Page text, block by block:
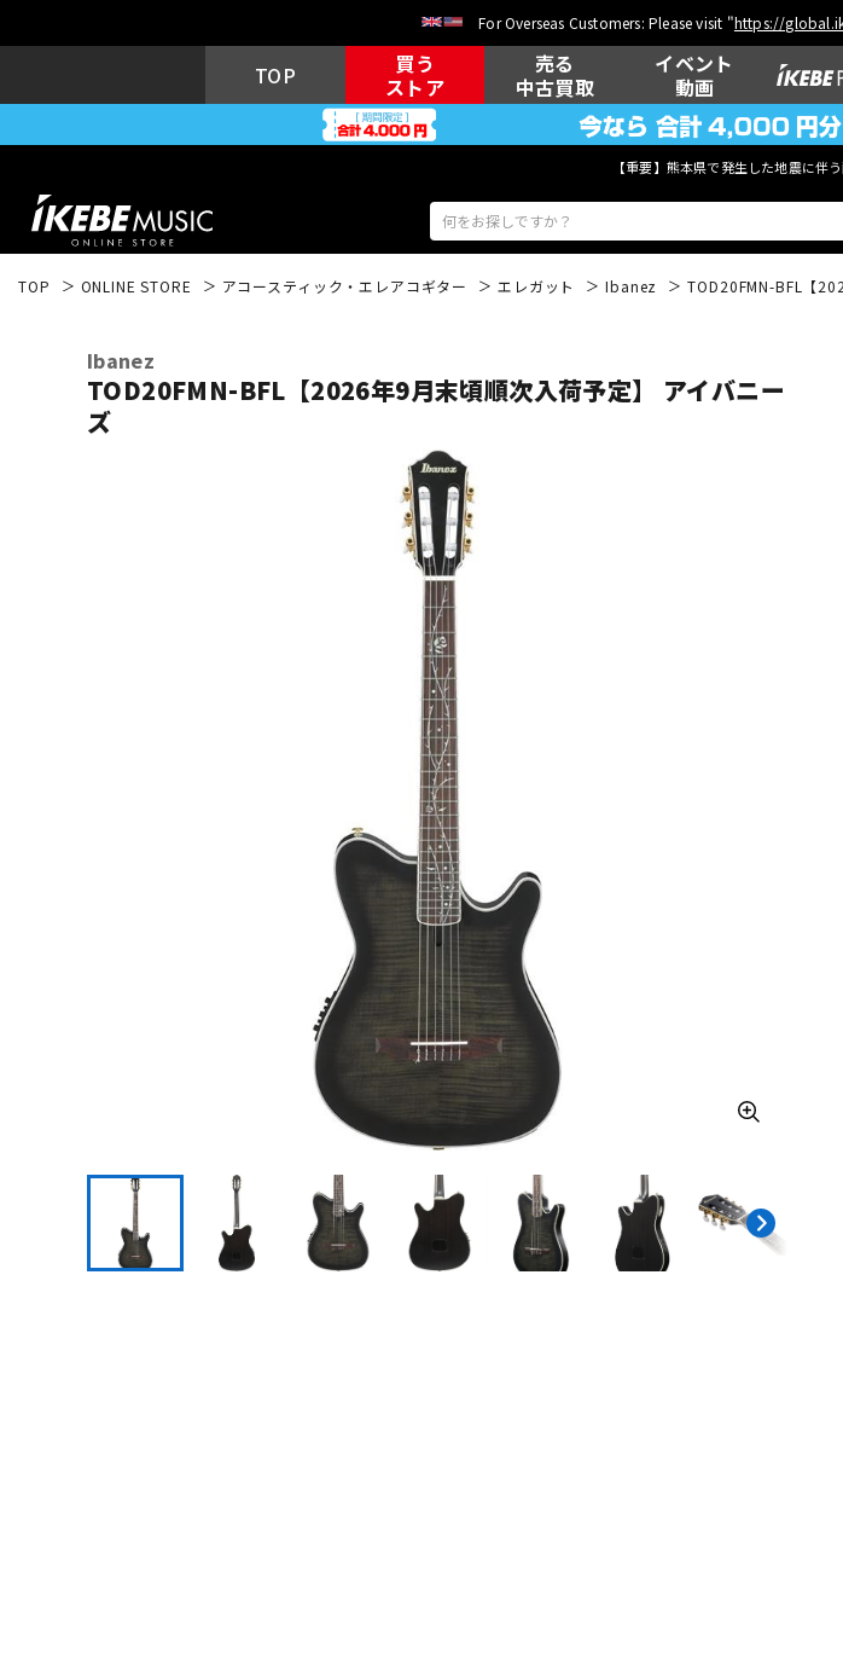
For Overseas Customers: Please visit "https://
TOP
買う
ストア
売る
中古買取
イベント
動画
【重要】熊本県で発生した地震に伴
電子ピアノ
DTM
ヴィンテージ
TOP ONLINE STORE アコースティック・エレアコギター エレガット Ibanez TOD20FMN-BFL【
Ibanez
TOD20FMN-BFL【2026年9月末頃順次入荷予定】 アイバニー
ズ